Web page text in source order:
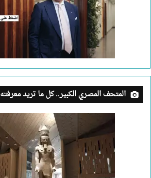
المتحف المصري الكبير.. كل ما تريد معرفته